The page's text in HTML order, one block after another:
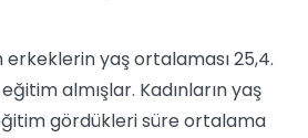
erkeklerin yaş ortalaması 25,4.
almışlar. Kadınların yaş
gördükleri süre ortalama